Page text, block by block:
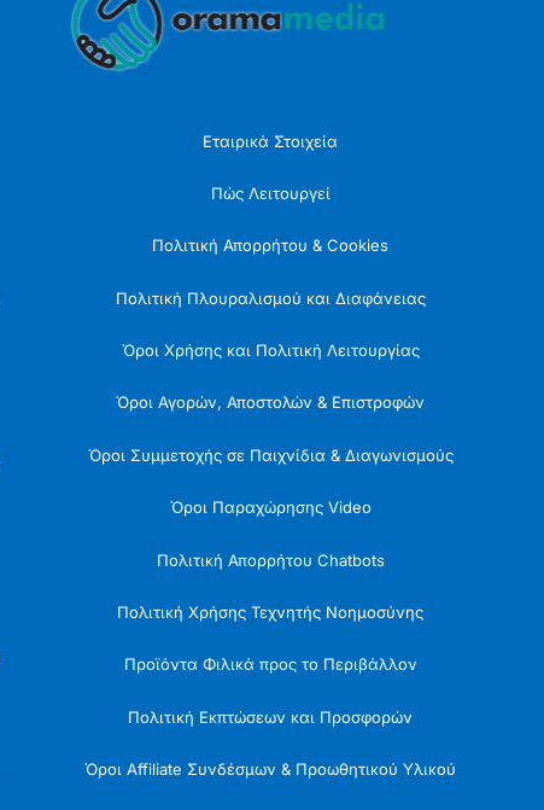
To
Εταιρικά Στοιχεία
Πώς Λειτουργεί
Πολιτική Απορρήτου & Cookies
Πολιτική Πλουραλισμού και Διαφάνειας
Όροι Χρήσης και Πολιτική Λειτουργίας
Όροι Αγορών, Αποστολών & Επιστροφών
Όροι Συμμετοχής σε Παιχνίδια & Διαγωνισμούς
Όροι Παραχώρησης Video
Πολιτική Απορρήτου Chatbots
Πολιτική Χρήσης Τεχνητής Νοημοσύνης
Προϊόντα Φιλικά προς το Περιβάλλον
Πολιτική Εκπτώσεων και Προσφορών
Όροι Affiliate Συνδέσμων & Προωθητικού Υλικού